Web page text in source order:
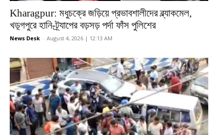
Kharagpur: মধুচক্রে জড়িয়ে প্রভাবশালীদের ব্ল্যাকমেল,
খড়্গপুরে হানি-ট্র্যাপের বড়সড় পর্দা ফাঁস পুলিশের
News Desk - August 4, 2026 | 12:13 AM